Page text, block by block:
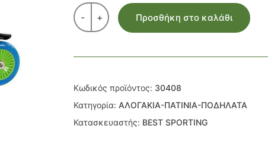
- + Προσθήκη στο καλάθι
Κωδικός προϊόντος: 30408
Κατηγορία: ΑΛΟΓΑΚΙΑ-ΠΑΤΙΝΙΑ-ΠΟΔΗΛΑΤΑ
Κατασκευαστής: BEST SPORTING